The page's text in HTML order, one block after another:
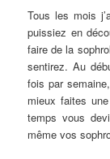
Tous les mois
puissiez en
faire de la
sentirez. Au
fois par
mieux faites
temps vous
même vos